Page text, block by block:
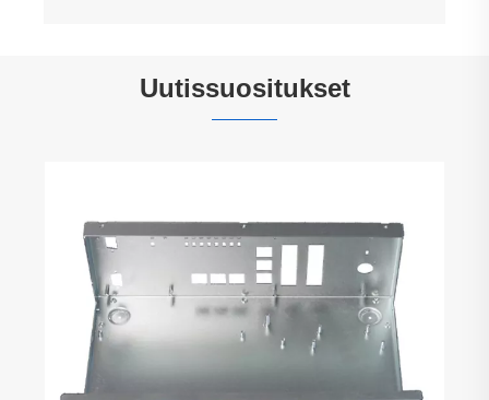
Uutissuositukset
Kuinka tarkkuuslevyjen valmistus parantaa
valmistuksen tarkkuutta?
Katso lisää >>